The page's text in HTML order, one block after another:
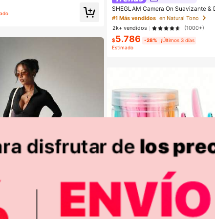
en Ajuste entallado Prendas de punto para mujer
SHEGLAM Camera On Suavizante &
base Marca de Belleza Cosmética
ujeres y Niñas
#1 Más vendidos en Natural Tono
2k+ vendidos
(1000+)
$5.786 -28%
¡Últimos 3 días
Estimado